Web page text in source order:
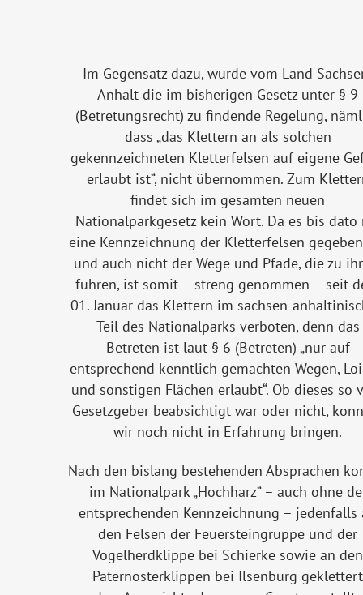
Im Gegensatz dazu, wurde vom Land
Anhalt die im bisherigen Gesetz unter § 9
(Betretungsrecht) zu findende Regelung,
dass „das Klettern an als solchen
gekennzeichneten Kletterfelsen auf eigene
erlaubt ist“, nicht übernommen. Zum
findet sich im gesamten neuen
Nationalparkgesetz kein Wort. Da es bis dato
eine Kennzeichnung der Kletterfelsen
und auch nicht der Wege und Pfade, die zu
führen, ist somit – streng genommen – seit
01. Januar das Klettern im sachsen-
Teil des Nationalparks verboten, denn das
Betreten ist laut § 6 (Betreten) „nur auf
entsprechend kenntlich gemachten Wegen,
und sonstigen Flächen erlaubt“. Ob dieses so
Gesetzgeber beabsichtigt war oder nicht,
wir noch nicht in Erfahrung bringen.
Nach den bislang bestehenden Absprachen
im Nationalpark „Hochharz“ – auch ohne
entsprechenden Kennzeichnung – jedenfalls
den Felsen der Feuersteingruppe und der
Vogelherdklippe bei Schierke sowie an den
Paternosterklippen bei Ilsenburg geklettert